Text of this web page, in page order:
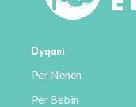
zgjidhen
faqja
produktit
Dyqani
Per Nenen
Per Bebin